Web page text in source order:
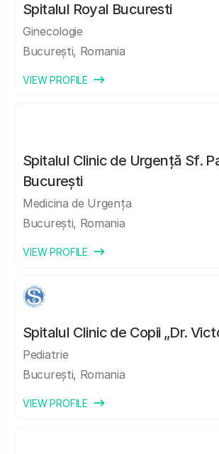
Spitalul Royal Bucuresti
Ginecologie
București, Romania
VIEW PROFILE
Spitalul Clinic de Urgență Sf.
București
Medicina de Urgența
București, Romania
VIEW PROFILE
Spitalul Clinic de Copii „Dr.
Pediatrie
București, Romania
VIEW PROFILE